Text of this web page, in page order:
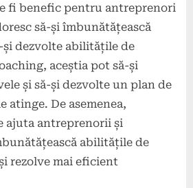
fi benefic pentru antreprenori
să-și îmbunătățească
dezvolte abilitățile de
aceștia pot să-și
și să-și dezvolte un plan de
atinge. De asemenea,
ajuta antreprenorii și
abilitățile de
rezolve mai eficient